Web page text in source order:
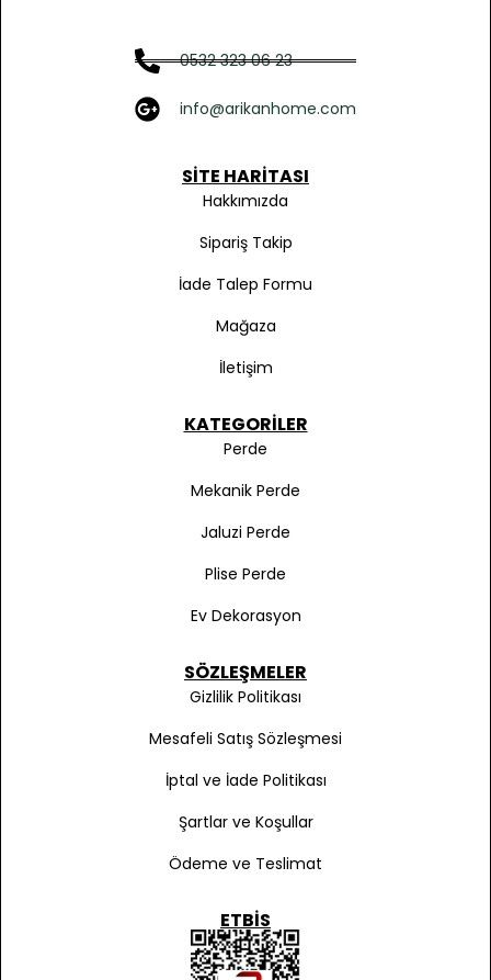
0532 323 06 23
info@arikanhome.com
SITE HARITASI
Hakkımızda
Sipariş Takip
İade Talep Formu
Mağaza
İletişim
KATEGORILER
Perde
Mekanik Perde
Jaluzi Perde
Plise Perde
Ev Dekorasyon
SÖZLEŞMELER
Gizlilik Politikası
Mesafeli Satış Sözleşmesi
İptal ve İade Politikası
Şartlar ve Koşullar
Ödeme ve Teslimat
ETBIS